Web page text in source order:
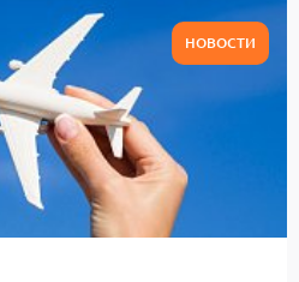
НОВОСТИ